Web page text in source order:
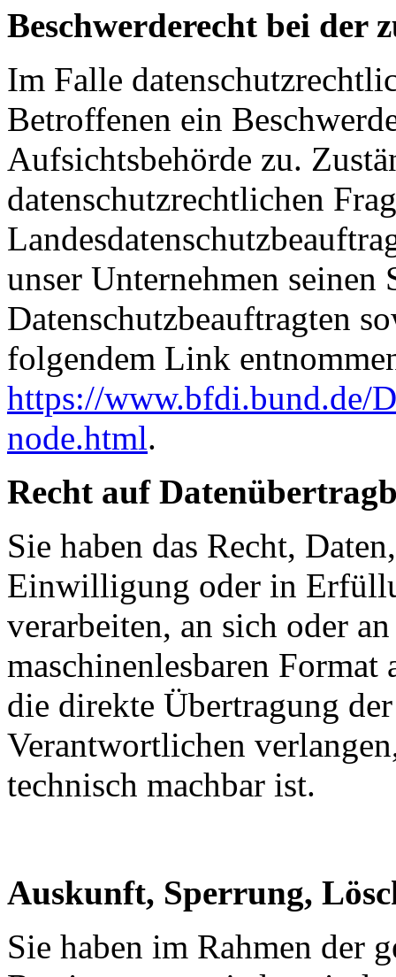
Beschwerderecht bei der
Im Falle
Betroffenen ein
Aufsichtsbehörde zu.
datenschutzrechtlichen
unser Unternehmen
Datenschutzbeauftragten
folgendem Link
https://www.bfdi.bund.de/
node.html.
Recht auf
Sie haben das Recht,
Einwilligung oder in
verarbeiten, an sich oder
maschinenlesbaren Format
die direkte Übertragung
Verantwortlichen
technisch machbar ist.
Auskunft, Sperrung,
Sie haben im Rahmen der